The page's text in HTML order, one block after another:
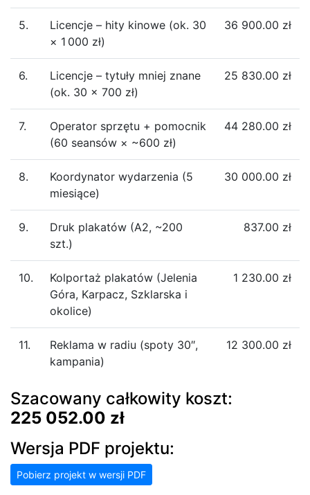
5.
Licencje – hity kinowe (ok. 30
× 1 000 zł)
36 900.00 zł
6.
Licencje – tytuły mniej znane
(ok. 30 × 700 zł)
25 830.00 zł
7.
Operator sprzętu + pomocnik
(60 seansów × ~600 zł)
44 280.00 zł
8.
Koordynator wydarzenia (5
miesiące)
30 000.00 zł
9.
Druk plakatów (A2, ~200
szt.)
837.00 zł
10.
Kolportaż plakatów (Jelenia
Góra, Karpacz, Szklarska i
okolice)
1 230.00 zł
11.
Reklama w radiu (spoty 30″,
kampania)
12 300.00 zł
Szacowany całkowity koszt:
225 052.00 zł
Wersja PDF projektu:
Pobierz projekt w wersji PDF